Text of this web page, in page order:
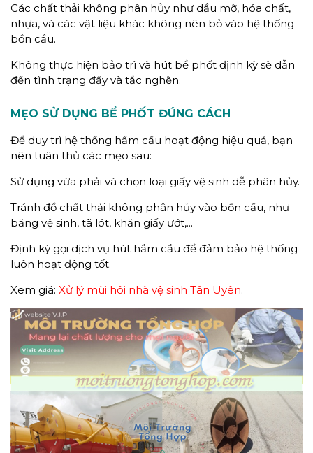
Các chất thải không phân hủy như dầu mỡ, hóa chất,
nhựa, và các vật liệu khác không nên bỏ vào hệ thống
bồn cầu.
Không thực hiện bảo trì và hút bể phốt định kỳ sẽ dẫn
đến tình trạng đầy và tắc nghẽn.
MẸO SỬ DỤNG BỂ PHỐT ĐÚNG CÁCH
Để duy trì hệ thống hầm cầu hoạt động hiệu quả, bạn
nên tuân thủ các mẹo sau:
Sử dụng vừa phải và chọn loại giấy vệ sinh dễ phân hủy.
Tránh đổ chất thải không phân hủy vào bồn cầu, như
băng vệ sinh, tã lót, khăn giấy ướt,...
Định kỳ gọi dịch vụ hút hầm cầu để đảm bảo hệ thống
luôn hoạt động tốt.
Xem giá: Xử lý mùi hôi nhà vệ sinh Tân Uyên.